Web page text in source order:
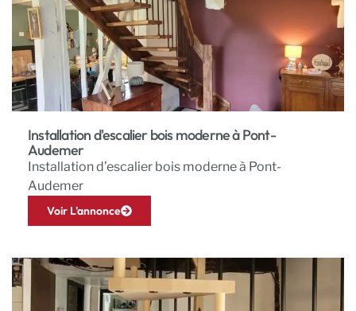
Installation d'escalier bois moderne à Pont-
Audemer
Installation d’escalier bois moderne à Pont-
Audemer
Voir L'annonce